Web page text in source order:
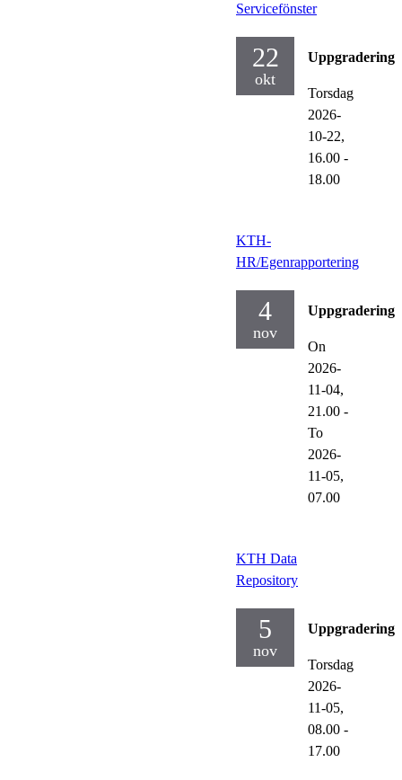
Servicefönster
22
okt
Torsdag
2026-
10-22,
16.00 -
18.00
KTH-
HR/Egenrapportering
4
nov
On
2026-
11-04,
21.00 -
To
2026-
11-05,
07.00
KTH Data
Repository
5
nov
Torsdag
2026-
11-05,
08.00 -
17.00